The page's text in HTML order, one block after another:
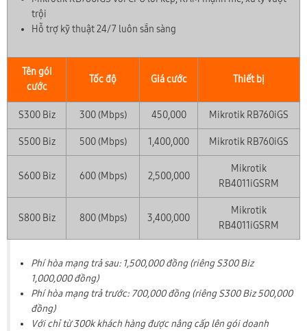
trội
Hỗ trợ kỹ thuật 24/7 luôn sẵn sàng
Tên gói
cước
Tốc độ Giá cước Thiết bị
S300 Biz 300 (Mbps) 450,000 Mikrotik RB760iGS
S500 Biz 500 (Mbps) 1,400,000 Mikrotik RB760iGS
S600 Biz 600 (Mbps) 2,500,000
Mikrotik
RB4011iGSRM
S800 Biz 800 (Mbps) 3,400,000
Mikrotik
RB4011iGSRM
Phí hòa mạng trả sau: 1,500,000 đồng (riêng S300 Biz
1,000,000 đồng)
Phí hòa mạng trả trước: 700,000 đồng (riêng S300 Biz 500,000
đồng)
Với chỉ từ 300k khách hàng được nâng cấp lên gói doanh